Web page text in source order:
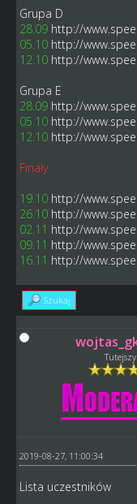
Grupa D
28.09 http://
05.10 http://
12.10 http://
Grupa E
28.09 http://
05.10 http://
12.10 http://
Finały
19.10 http://
26.10 http://
02.11 http://
09.11 http://
16.11 http://
Szukaj
Tutejszy
2019-08-27, 11:00:34
Lista uczestników